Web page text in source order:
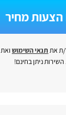
הצעות מחיר
ת את תנאי השימושואת
ניתן בחינם!